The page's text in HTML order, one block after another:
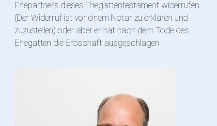
Ehepartners dieses Ehegattentestament widerrufen
(Der Widerruf ist vor einem Notar zu erklären und
zuzustellen) oder aber er hat nach dem Tode des
Ehegatten die Erbschaft ausgeschlagen.